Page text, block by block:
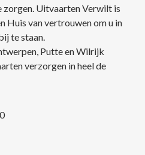
zorgen. Uitvaarten Verwilt is
Huis van vertrouwen om u in
te staan.
Putte en Wilrijk
verzorgen in heel de